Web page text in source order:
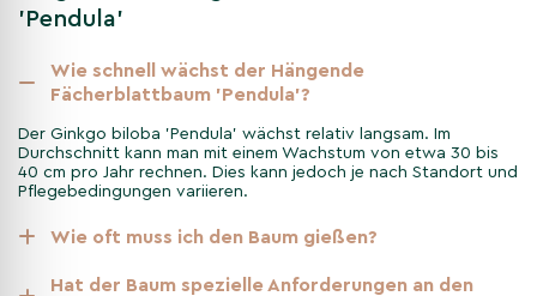
durch die Jahreszeiten
Im Frühling erwacht der Baum mit frischem Grün.
Im Sommer bietet er mit seinen dichten Blättern Schatten.
Herbst
Der Herbst lässt die Blätter in einem strahlenden Gelb leuchten.
Im Winter sind die eleganten Zweige auch ohne Laub ein
'Pendula'
Wie schnell wächst der Hängende
Fächerblattbaum 'Pendula'?
Der Ginkgo biloba 'Pendula' wächst relativ langsam. Im
Durchschnitt kann man mit einem Wachstum von etwa 30 bis
40 cm pro Jahr rechnen. Dies kann jedoch je nach Standort und
Pflegebedingungen variieren.
Wie oft muss ich den Baum gießen?
Hat der Baum spezielle Anforderungen an den